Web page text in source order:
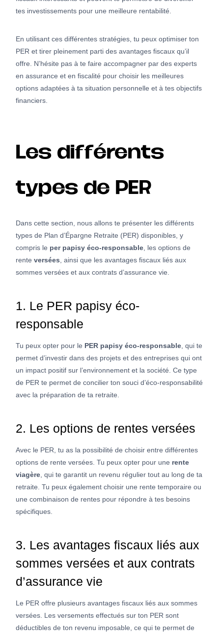
tes investissements pour une meilleure rentabilité.
En utilisant ces différentes stratégies, tu peux optimiser ton
PER et tirer pleinement parti des avantages fiscaux qu’il
offre. N’hésite pas à te faire accompagner par des experts
en assurance et en fiscalité pour choisir les meilleures
options adaptées à ta situation personnelle et à tes objectifs
financiers.
Les différents
types de PER
Dans cette section, nous allons te présenter les différents
types de Plan d’Épargne Retraite (PER) disponibles, y
compris le per papisy éco-responsable , les options de
rente versées , ainsi que les avantages fiscaux liés aux
sommes versées et aux contrats d’assurance vie.
1. Le PER papisy éco-
responsable
Tu peux opter pour le PER papisy éco-responsable , qui te
permet d’investir dans des projets et des entreprises qui ont
un impact positif sur l’environnement et la société. Ce type
de PER te permet de concilier ton souci d’éco-responsabilité
avec la préparation de ta retraite.
2. Les options de rentes versées
Avec le PER, tu as la possibilité de choisir entre différentes
options de rente versées. Tu peux opter pour une rente
viagère , qui te garantit un revenu régulier tout au long de ta
retraite. Tu peux également choisir une rente temporaire ou
une combinaison de rentes pour répondre à tes besoins
spécifiques.
3. Les avantages fiscaux liés aux
sommes versées et aux contrats
d’assurance vie
Le PER offre plusieurs avantages fiscaux liés aux sommes
versées. Les versements effectués sur ton PER sont
déductibles de ton revenu imposable, ce qui te permet de